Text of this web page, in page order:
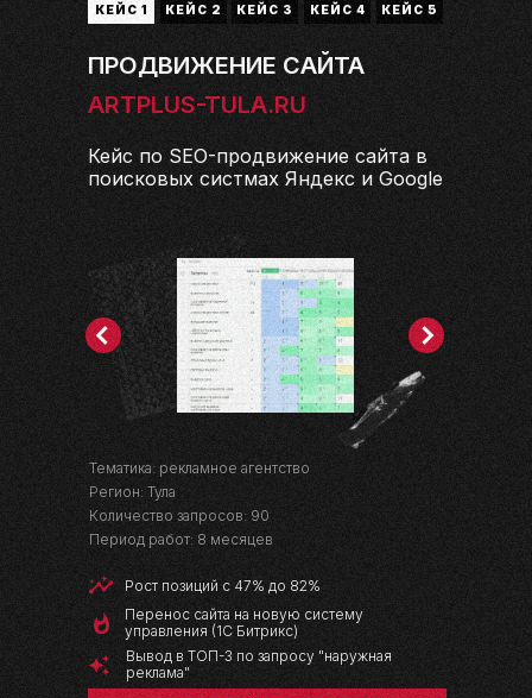
КЕЙС 1 КЕЙС 2 КЕЙС 3 КЕЙС 4 КЕЙС 5
ПРОДВИЖЕНИЕ САЙТА
Кейс по SEO-продвижение сайта в
поисковых систмах Яндекс и Google
Тематика: рекламное агентство
Регион: Тула
Количество запросов: 90
Период работ: 8 месяцев
Рост позиций с 47% до 82%
Перенос сайта на новую систему
управления (1С Битрикс)
Вывод в ТОП-3 по запросу "наружная
реклама"
ARTPLUS-TULA.RU